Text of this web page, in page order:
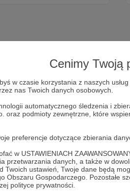
Cenimy Twoją
w czasie korzystania z naszych
nas Twoich danych osobowych.
automatycznego śledzenia i
oraz podmioty zewnętrzne, które
preferencje dotyczące zbierania
w USTAWIENIACH
przetwarzania danych, a także w
Twoich ustawień, Twoje dane będą
Obszaru Gospodarczego. Pozostałe
polityce prywatności.
Dołącz do
Wesprzyj działalność Autora